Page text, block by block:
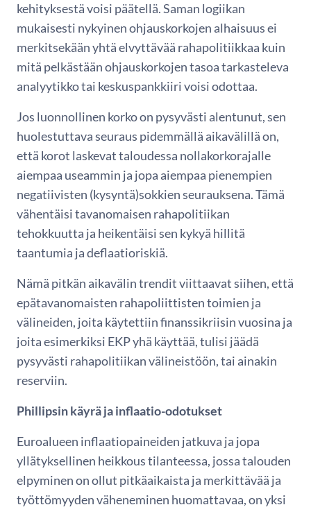
kehityksestä voisi päätellä. Saman logiikan
mukaisesti nykyinen ohjauskorkojen alhaisuus ei
merkitsekään yhtä elvyttävää rahapolitiikkaa kuin
mitä pelkästään ohjauskorkojen tasoa tarkasteleva
analyytikko tai keskuspankkiiri voisi odottaa.
Jos luonnollinen korko on pysyvästi alentunut, sen
huolestuttava seuraus pidemmällä aikavälillä on,
että korot laskevat taloudessa nollakorkorajalle
aiempaa useammin ja jopa aiempaa pienempien
negatiivisten (kysyntä)sokkien seurauksena. Tämä
vähentäisi tavanomaisen rahapolitiikan
tehokkuutta ja heikentäisi sen kykyä hillitä
taantumia ja deflaatioriskiä.
Nämä pitkän aikavälin trendit viittaavat siihen, että
epätavanomaisten rahapoliittisten toimien ja
välineiden, joita käytettiin finanssikriisin vuosina ja
joita esimerkiksi EKP yhä käyttää, tulisi jäädä
pysyvästi rahapolitiikan välineistöön, tai ainakin
reserviin.
Phillipsin käyrä ja inflaatio-odotukset
Euroalueen inflaatiopaineiden jatkuva ja jopa
yllätyksellinen heikkous tilanteessa, jossa talouden
elpyminen on ollut pitkäaikaista ja merkittävää ja
työttömyyden väheneminen huomattavaa, on yksi